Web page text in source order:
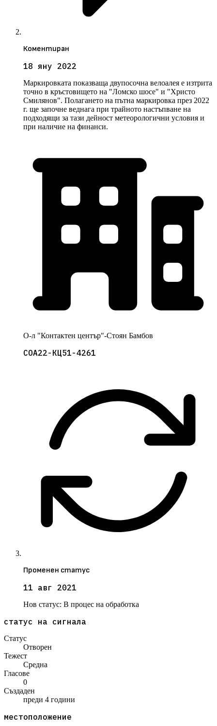
Коментиран
18 яну 2022
Маркировката показваща двупосочна велоалея е изтрита
точно в кръстовището на "Ломско шосе" и "Христо
Смилянов". Полагането на пътна маркировка през 2022
г. ще започне веднага при трайното настъпване на
подходящи за тази дейност метеорологични условия и
при наличие на финанси.
О-л "Контактен център"-Стоян Бамбов
СОА22-КЦ51-4261
Променен статус
11 авг 2021
Нов статус: В процес на обработка
статус на сигнала
Статус
Отворен
Тежест
Средна
Гласове
0
Създаден
преди 4 години
местоположение